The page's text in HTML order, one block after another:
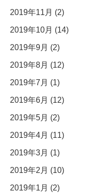
2019年11月 (2)
2019年10月 (14)
2019年9月 (2)
2019年8月 (12)
2019年7月 (1)
2019年6月 (12)
2019年5月 (2)
2019年4月 (11)
2019年3月 (1)
2019年2月 (10)
2019年1月 (2)